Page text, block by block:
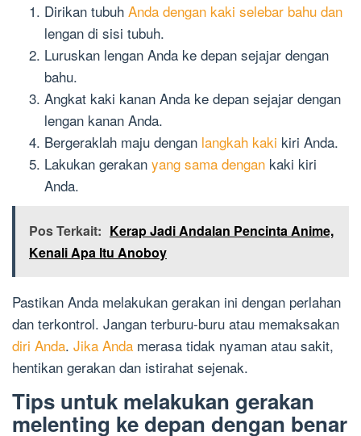
Dirikan tubuh Anda dengan kaki selebar bahu dan
lengan di sisi tubuh.
Luruskan lengan Anda ke depan sejajar dengan
bahu.
Angkat kaki kanan Anda ke depan sejajar dengan
lengan kanan Anda.
Bergeraklah maju dengan langkah kaki kiri Anda.
Lakukan gerakan yang sama dengan kaki kiri
Anda.
Pos Terkait: Kerap Jadi Andalan Pencinta Anime,
Kenali Apa Itu Anoboy
Pastikan Anda melakukan gerakan ini dengan perlahan
dan terkontrol. Jangan terburu-buru atau memaksakan
diri Anda. Jika Anda merasa tidak nyaman atau sakit,
hentikan gerakan dan istirahat sejenak.
Tips untuk melakukan gerakan
melenting ke depan dengan benar